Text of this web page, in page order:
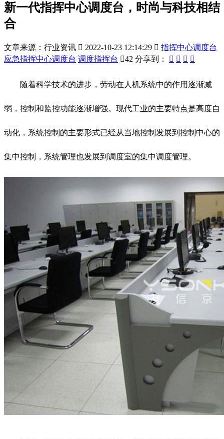
新一代指挥中心调度台，时尚与科技相结
合
文章来源：行业资讯  2022-10-23 12:14:29  指挥中心调度台
应急指挥中心调度台 调度指挥台 42 分享到：    
随着科学技术的进步，劳动在人机系统中的作用逐渐减
弱，控制和监控功能逐渐增强。现代工业的主要特点是高度自
动化，系统控制的主要形式已经从当地控制发展到控制中心的
集中控制，系统管理也发展到调度室的集中调度管理。